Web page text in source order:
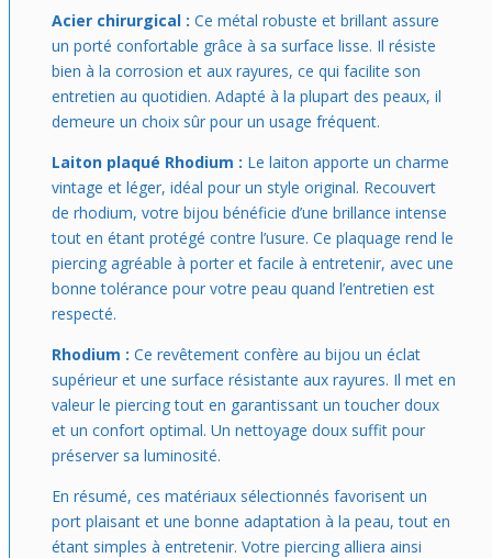
Acier chirurgical : Ce métal robuste et brillant assure
un porté confortable grâce à sa surface lisse. Il résiste
bien à la corrosion et aux rayures, ce qui facilite son
entretien au quotidien. Adapté à la plupart des peaux, il
demeure un choix sûr pour un usage fréquent.
Laiton plaqué Rhodium : Le laiton apporte un charme
vintage et léger, idéal pour un style original. Recouvert
de rhodium, votre bijou bénéficie d’une brillance intense
tout en étant protégé contre l’usure. Ce plaquage rend le
piercing agréable à porter et facile à entretenir, avec une
bonne tolérance pour votre peau quand l’entretien est
respecté.
Rhodium : Ce revêtement confère au bijou un éclat
supérieur et une surface résistante aux rayures. Il met en
valeur le piercing tout en garantissant un toucher doux
et un confort optimal. Un nettoyage doux suffit pour
préserver sa luminosité.
En résumé, ces matériaux sélectionnés favorisent un
port plaisant et une bonne adaptation à la peau, tout en
étant simples à entretenir. Votre piercing alliera ainsi